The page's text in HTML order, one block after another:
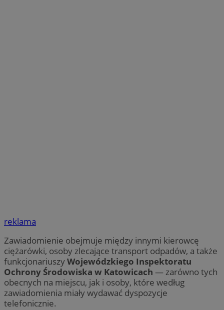
reklama
Zawiadomienie obejmuje między innymi kierowcę
ciężarówki, osoby zlecające transport odpadów, a także
funkcjonariuszyWojewódzkiego Inspektoratu
Ochrony Środowiska w Katowicach — zarówno tych
obecnych na miejscu, jak i osoby, które według
zawiadomienia miały wydawać dyspozycje
telefonicznie.